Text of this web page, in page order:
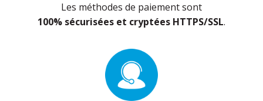
Les méthodes de paiement sont
100% sécurisées et cryptées HTTPS/SSL.